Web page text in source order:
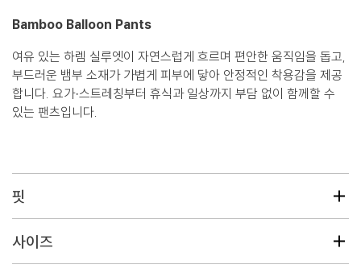
Bamboo Balloon Pants
여유 있는 하렘 실루엣이 자연스럽게 흐르며 편안한 움직임을 돕고,
부드러운 뱀부 소재가 가볍게 피부에 닿아 안정적인 착용감을 제공
합니다. 요가·스트레칭부터 휴식과 일상까지 부담 없이 함께할 수
있는 팬츠입니다.
핏
사이즈